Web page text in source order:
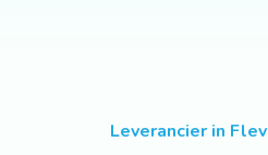
Leverancier in